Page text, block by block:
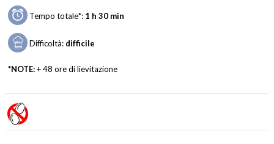
Tempo totale*: 1 h 30 min
Difficoltà: difficile
*NOTE:+ 48 ore di lievitazione